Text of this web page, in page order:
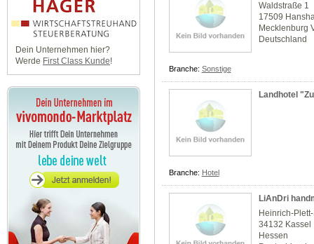
Dein Unternehmen hier?
Werde First Class Kunde!
Waldstraße 1
17509
Mecklenburg
Deutschland
Branche: Sonstige
Landhotel
Branche: Hotel
LiAnDri
Heinrich-
34132 Kassel
Hessen